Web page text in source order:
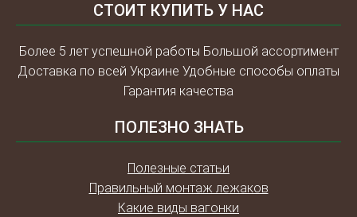
СТОИТ КУПИТЬ У НАС
Более 5 лет успешной работы Большой ассортимент
Доставка по всей Украине Удобные способы оплаты
Гарантия качества
ПОЛЕЗНО ЗНАТЬ
Полезные статьи
Правильный монтаж лежаков
Какие виды вагонки